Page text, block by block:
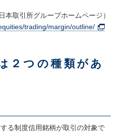
本取引所グループホームページ）
trading/margin/outline/
２つの種類があ
る制度信用銘柄が取引の対象で